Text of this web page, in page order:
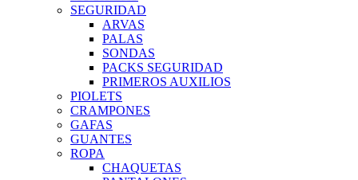
SEGURIDAD
ARVAS
PALAS
SONDAS
PACKS SEGURIDAD
PRIMEROS AUXILIOS
PIOLETS
CRAMPONES
GAFAS
GUANTES
ROPA
CHAQUETAS